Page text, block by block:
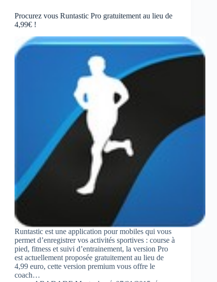
Procurez vous Runtastic Pro gratuitement au lieu de
4,99€ !
Runtastic est une application pour mobiles qui vous
permet d’enregistrer vos activités sportives : course à
pied, fitness et suivi d’entrainement, la version Pro
est actuellement proposée gratuitement au lieu de
4,99 euro, cette version premium vous offre le
coach…